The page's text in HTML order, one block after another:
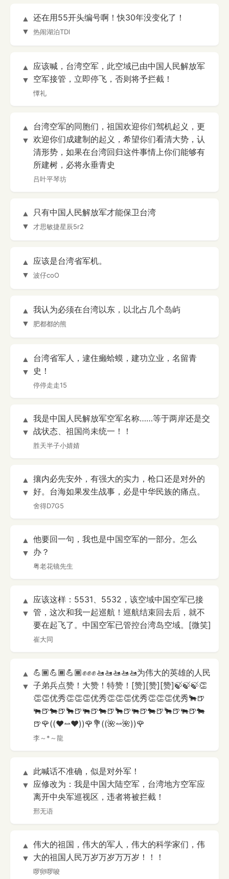
▲
▼
还在用55开头编号啊！快30年没变化了！
热闹湖泊TDl
▲
▼
应该喊，台湾空军，此空域已由中国人民解放军
空军接管，立即停飞，否则将予拦截！
憛礼
▲
▼
台湾空军的同胞们，祖国欢迎你们驾机起义，更
欢迎你们成建制的起义，希望你们看清大势，认
清形势，如果在台湾回归这件事情上你们能够有
所建树，必将永垂青史
吕叶平琴坊
▲
▼
只有中国人民解放军才能保卫台湾
才思敏捷星辰5r2
▲
▼
应该是台湾省军机。
波仔coO
▲
▼
我认为必须在台湾以东，以北占几个岛屿
肥都都的熊
▲
▼
台湾省军人，逮住癞蛤蟆，建功立业，名留青
史！
停停走走15
▲
▼
我是中国人民解放军空军名称……等于两岸还是交
战状态、祖国尚未统一！！
胜天半子小婧婧
▲
▼
攘内必先安外，有强大的实力，枪口还是对外的
好。台海如果发生战事，必是中华民族的痛点。
舍得D7G5
▲
▼
他要回一句，我也是中国空军的一部分。怎么
办？
粤老花镜先生
▲
▼
应该这样：5531、5532，该空域中国空军已接
管，这次和我一起巡航！巡航结束回去后，就不
要在起飞了。中国空军已管控台湾岛空域。[微笑]
崔大同
▲
▼
💪🏾💪🏾💪🏾✊✊✊🚤🚤🚤🚤🚤为伟大的英雄的人民
子弟兵点赞！大赞！特赞！[赞][赞][赞]🍃🍃🍃👏
👏👏优秀👏👏👏优秀👏👏👏优秀👏👏👏优秀🐂🍺
🐃🍺🐄🍺🐂🍺🐃🍺🐄🍺🐂🍺🐃🍺🐄🍺🐂🍺🐃🍺🐄
🍺🌹((❤️⥎❤️))🌹💐((🌺⥎🌺))🌹
李～*～龍
▲
▼
此喊话不准确，似是对外军！
应修改为：我是中国大陆空军，台湾地方空军应
离开中央军巡视区，违者将被拦截！
邢无语
▲
▼
伟大的祖国，伟大的军人，伟大的科学家们，伟
大的祖国人民万岁万岁万万岁！！！
啰卵啰唆